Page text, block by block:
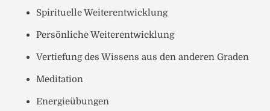
Spirituelle Weiterentwicklung
Persönliche Weiterentwicklung
Vertiefung des Wissens aus den anderen Graden
Meditation
Energieübungen